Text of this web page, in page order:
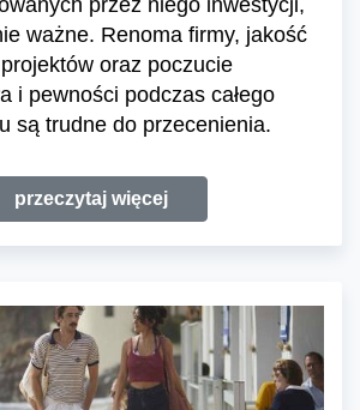
przez niego inwestycji,
ważne. Renoma firmy, jakość
oraz poczucie
i pewności podczas całego
są trudne do przecenienia.
przeczytaj więcej